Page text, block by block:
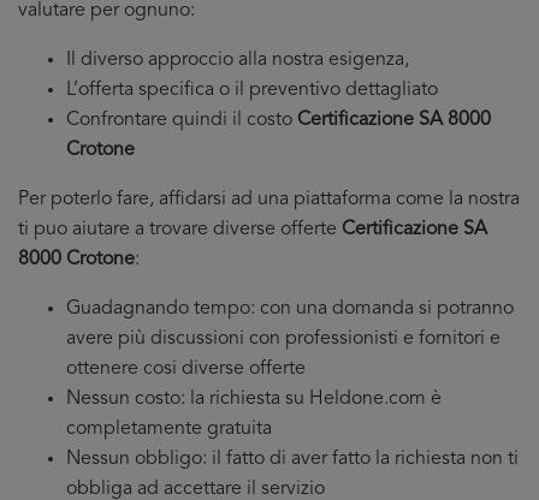
valutare per ognuno:
Il diverso approccio alla nostra esigenza,
L’offerta specifica o il preventivo dettagliato
Confrontare quindi il costo Certificazione SA 8000
Crotone
Per poterlo fare, affidarsi ad una piattaforma come la nostra
ti puo aiutare a trovare diverse offerte Certificazione SA
8000 Crotone:
Guadagnando tempo: con una domanda si potranno
avere più discussioni con professionisti e fornitori e
ottenere cosi diverse offerte
Nessun costo: la richiesta su Heldone.com è
completamente gratuita
Nessun obbligo: il fatto di aver fatto la richiesta non ti
obbliga ad accettare il servizio